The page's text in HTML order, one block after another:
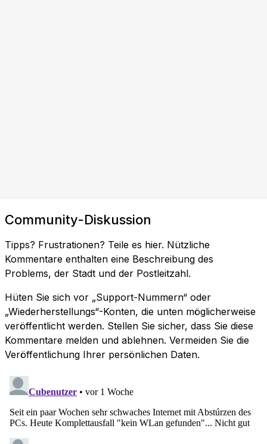
Community-Diskussion
Tipps? Frustrationen? Teile es hier. Nützliche
Kommentare enthalten eine Beschreibung des
Problems, der Stadt und der Postleitzahl.
Hüten Sie sich vor „Support-Nummern“ oder
„Wiederherstellungs“-Konten, die unten möglicherweise
veröffentlicht werden. Stellen Sie sicher, dass Sie diese
Kommentare melden und ablehnen. Vermeiden Sie die
Veröffentlichung Ihrer persönlichen Daten.